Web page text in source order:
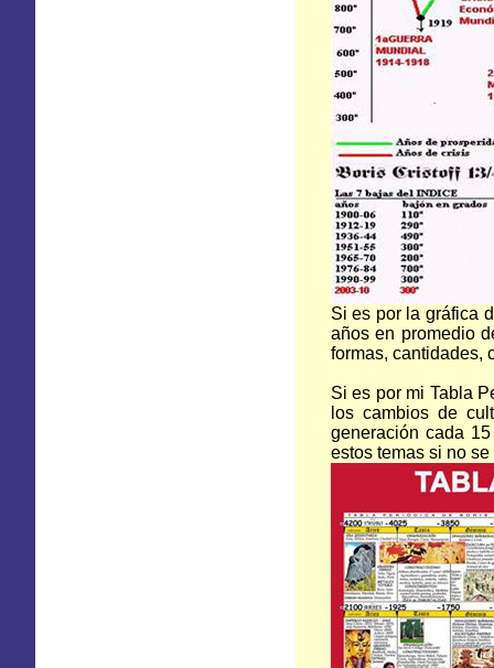
Si es por la gráfica
años en promedio
formas, cantidades,
Si es por mi Tabla
los cambios de
generación cada
estos temas si no